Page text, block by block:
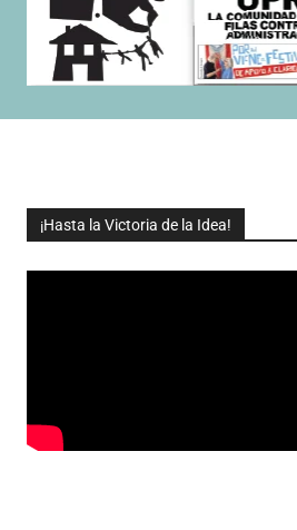
¡Hasta la Victoria de la Idea!